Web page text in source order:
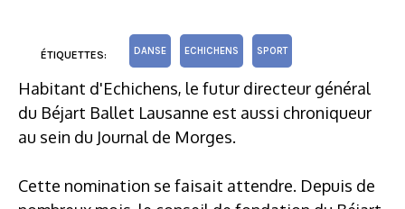
ÉTIQUETTES: DANSE ECHICHENS SPORT
Habitant d'Echichens, le futur directeur général
du Béjart Ballet Lausanne est aussi chroniqueur
au sein du Journal de Morges.
Cette nomination se faisait attendre. Depuis de